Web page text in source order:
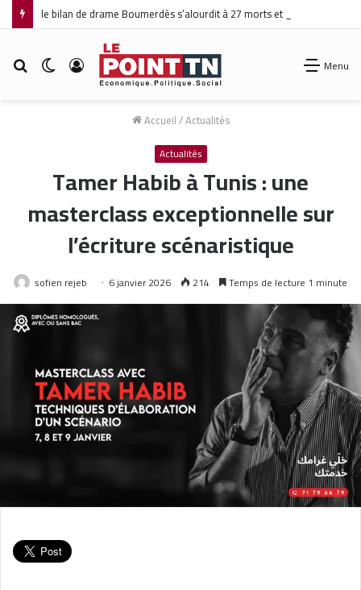
le bilan de drame Boumerdès s’alourdit à 27 morts et 42 blessés
Rechercher
Switch Connexion Menu
Accueil/Actualités
Actualités
Tamer Habib à Tunis : une
masterclass exceptionnelle sur
l’écriture scénaristique
sofien rejeb 6 janvier 2026 214 Temps de lecture 1 minute